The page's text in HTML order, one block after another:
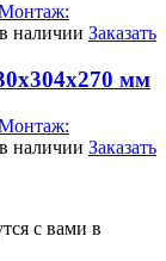
в наличии Заказать
мм
в наличии Заказать
с вами в